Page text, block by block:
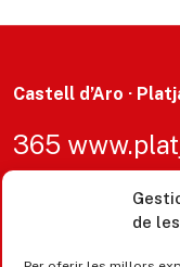
de
Castell d’Aro ·
365